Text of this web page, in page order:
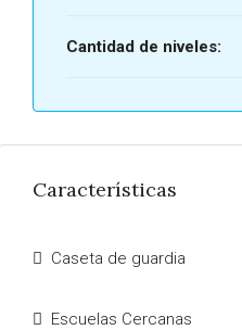
Cantidad de niveles:
Características
Caseta de guardia
Escuelas Cercanas